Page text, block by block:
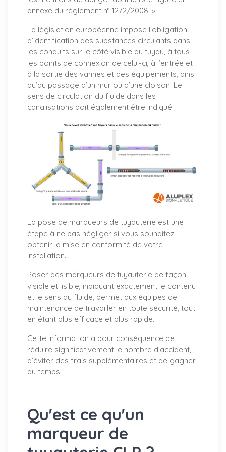
annexe du règlement n° 1272/2008. »
La législation européenne impose l’obligation
d’identification des substances circulants dans
les conduits sur le côté visible du tuyau, à tous
les points de connexion de celui-ci, à l’entrée et
à la sortie des vannes et des équipements, ainsi
qu’au passage d’un mur ou d’une cloison. Le
sens de circulation du fluide dans les
canalisations doit également être indiqué.
La pose de marqueurs de tuyauterie est une
étape à ne pas négliger si vous souhaitez
obtenir la mise en conformité de votre
installation.
Poser des marqueurs de tuyauterie de façon
visible et lisible, indiquant exactement le contenu
et le sens du fluide, permet aux équipes de
maintenance de travailler en toute sécurité, tout
en étant plus efficace et plus rapide.
Cette information a pour conséquence de
réduire significativement le nombre d’accident,
d’éviter des frais supplémentaires et de gagner
du temps.
Qu'est ce qu'un
marqueur de